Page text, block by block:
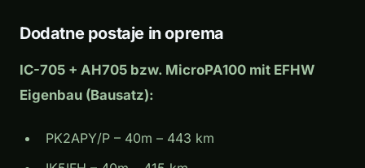
Dodatne postaje in oprema
IC-705 + AH705 bzw. MicroPA100 mit EFHW
Eigenbau (Bausatz):
PK2APY/P – 40m – 443 km